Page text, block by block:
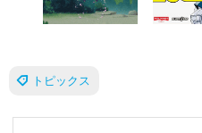
トピックス